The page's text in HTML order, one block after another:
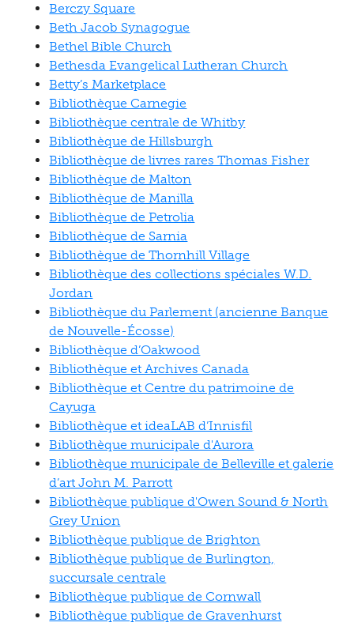
Berczy Square
Beth Jacob Synagogue
Bethel Bible Church
Bethesda Evangelical Lutheran Church
Betty’s Marketplace
Bibliothèque Carnegie
Bibliothèque centrale de Whitby
Bibliothèque de Hillsburgh
Bibliothèque de livres rares Thomas Fisher
Bibliothèque de Malton
Bibliothèque de Manilla
Bibliothèque de Petrolia
Bibliothèque de Sarnia
Bibliothèque de Thornhill Village
Bibliothèque des collections spéciales W.D.
Jordan
Bibliothèque du Parlement (ancienne Banque
de Nouvelle-Écosse)
Bibliothèque d’Oakwood
Bibliothèque et Archives Canada
Bibliothèque et Centre du patrimoine de
Cayuga
Bibliothèque et ideaLAB d’Innisfil
Bibliothèque municipale d'Aurora
Bibliothèque municipale de Belleville et galerie
d’art John M. Parrott
Bibliothèque publique d'Owen Sound & North
Grey Union
Bibliothèque publique de Brighton
Bibliothèque publique de Burlington,
succursale centrale
Bibliothèque publique de Cornwall
Bibliothèque publique de Gravenhurst